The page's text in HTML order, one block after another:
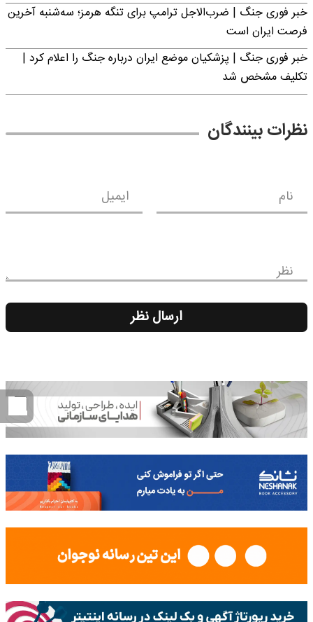
خبر فوری جنگ | ضرب‌الاجل ترامپ برای تنگه هرمز؛ سه‌شنبه آخرین
فرصت ایران است
خبر فوری جنگ | پزشکیان موضع ایران درباره جنگ را اعلام کرد |
تکلیف مشخص شد
نظرات بینندگان
نام ایمیل
نظر
ارسال نظر